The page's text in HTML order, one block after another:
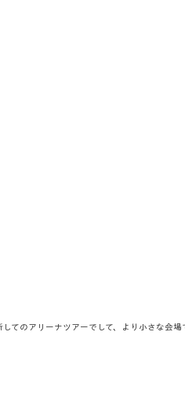
てのアリーナツアーでして、より小さな会